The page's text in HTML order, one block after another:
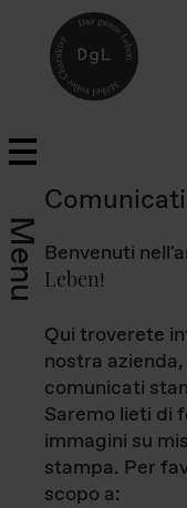
Menu Benvenuti
Leben!
Qui troverete
nostra
comunicati
Saremo lieti di
immagini su
stampa. Per
scopo a: